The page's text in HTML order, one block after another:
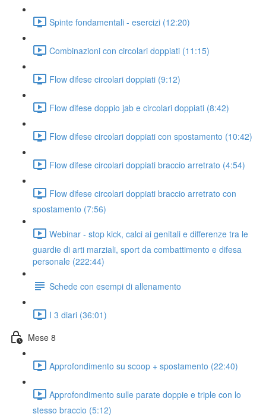
Spinte fondamentali - esercizi (12:20)
Combinazioni con circolari doppiati (11:15)
Flow difese circolari doppiati (9:12)
Flow difese doppio jab e circolari doppiati (8:42)
Flow difese circolari doppiati con spostamento (10:42)
Flow difese circolari doppiati braccio arretrato (4:54)
Flow difese circolari doppiati braccio arretrato con
spostamento (7:56)
Webinar - stop kick, calci ai genitali e differenze tra le
guardie di arti marziali, sport da combattimento e difesa
personale (222:44)
Schede con esempi di allenamento
I 3 diari (36:01)
Mese 8
Approfondimento su scoop + spostamento (22:40)
Approfondimento sulle parate doppie e triple con lo
stesso braccio (5:12)